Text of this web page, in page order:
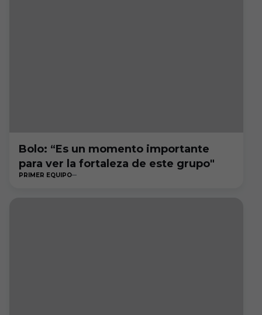
Bolo: “Es un momento importante
para ver la fortaleza de este grupo"
PRIMER EQUIPO